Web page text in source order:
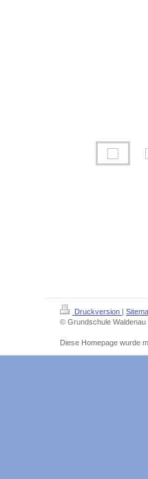
Druckversion |
© Grundschule Waldenau
Diese Homepage wurde